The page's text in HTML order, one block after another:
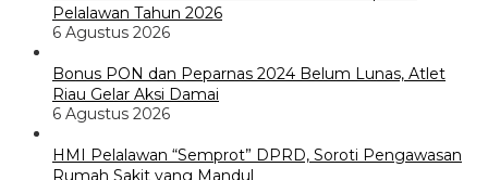
Pelalawan Tahun 2026
6 Agustus 2026
Bonus PON dan Peparnas 2024 Belum Lunas, Atlet
Riau Gelar Aksi Damai
6 Agustus 2026
HMI Pelalawan “Semprot” DPRD, Soroti Pengawasan